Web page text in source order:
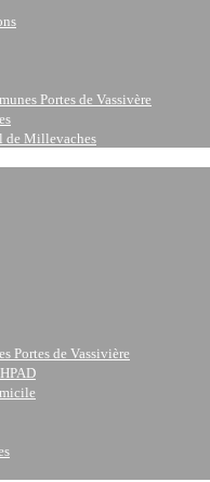
Portes de Vassivère
de Millevaches
Portes de Vassivière